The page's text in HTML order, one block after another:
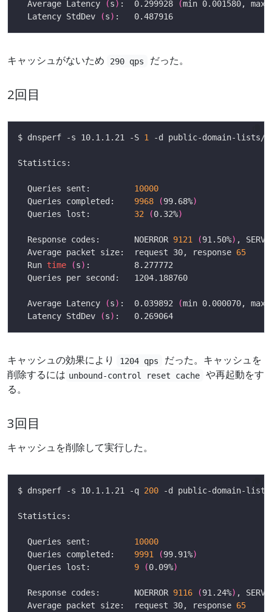
  Average Latency
(s) :  0.299928 (min 0.001580, max
  Latency StdDev
(s)
キャッシュがないため 290 qps だった。
2回目
$ dnsperf -s 10.1.1.21 -S 1
  Queries sent:
10000
  Queries completed:
9968 (99.68%)
  Queries lost:
32 (0.32%)
  Response codes:       NOERROR
9121 (91.50%) ,
  Average packet size:  request 30, response
65
  Run
time (s)
  Average Latency
(s) :  0.039892 (min 0.000070, max
  Latency StdDev
(s)
キャッシュの効果により 1204 qps
だった。キャッシュを
削除するには unbound-control reset cache
や再起動をす
る。
3回目
キャッシュを削除して実行した。
$ dnsperf -s 10.1.1.21 -q 200
  Queries sent:
10000
  Queries completed:
9991 (99.91%)
  Queries lost:
9 (0.09%)
  Response codes:       NOERROR
9116 (91.24%) ,
  Average packet size:  request 30, response
65